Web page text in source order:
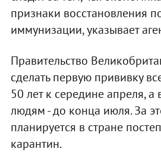
признаки восстановления
иммунизации, указывает
Правительство
сделать первую прививку
50 лет к середине апреля,
людям - до конца июля. За
планируется в стране
карантин.